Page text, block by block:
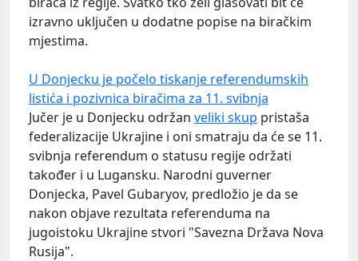
izravno uključen u dodatne popise na biračkim
mjestima.
U Donjecku je počelo tiskanje referendumskih
listića i pozivnica biračima za 11. svibnja
Jučer je u Donjecku održan veliki skup pristaša
federalizacije Ukrajine i oni smatraju da će se 11.
svibnja referendum o statusu regije održati
također i u Lugansku. Narodni guverner
Donjecka, Pavel Gubaryov, predložio je da se
nakon objave rezultata referenduma na
jugoistoku Ukrajine stvori "Savezna Država Nova
Rusija".